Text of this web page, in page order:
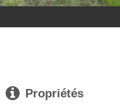
 Propriétés